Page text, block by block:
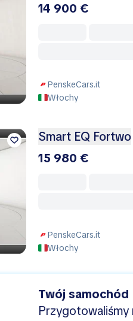
14 900 €
PenskeCars.it
Włochy
Smart EQ Fortwo
15 980 €
PenskeCars.it
Włochy
Twój samochód
Przygotowaliśmy